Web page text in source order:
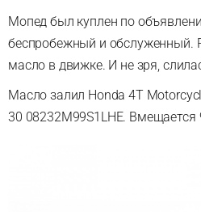
Мопед был куплен по
беспробежный и обслуженный.
масло в движке. И не зря,
Масло залил Honda 4T
30 08232M99S1LHE.